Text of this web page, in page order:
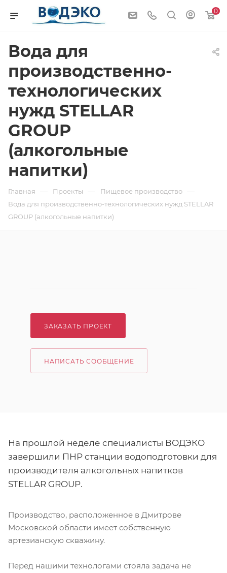
0
Вода для
производственно-
технологических
нужд STELLAR
GROUP
(алкогольные
напитки)
Главная — Проекты — Пищевое производство —
Вода для производственно-технологических нужд STELLAR
GROUP (алкогольные напитки)
ЗАКАЗАТЬ ПРОЕКТ
НАПИСАТЬ СООБЩЕНИЕ
На прошлой неделе специалисты ВОДЭКО
завершили ПНР станции водоподготовки для
производителя алкогольных напитков
STELLAR GROUP.
Производство, расположенное в Дмитрове
Московской области имеет собственную
артезианскую скважину.
Перед нашими технологами стояла задача не